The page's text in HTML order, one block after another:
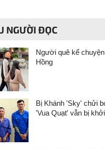
NGƯỜI ĐỌC
Người quê kể
Hồng
Bị Khánh 'Sky' chửi
'Vua Quạt' vẫn bị